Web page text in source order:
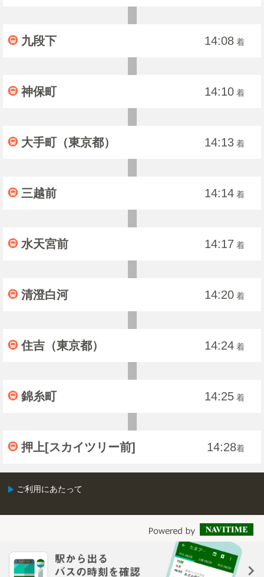
九段下 14:08 着
神保町 14:10 着
大手町（東京都） 14:13 着
三越前 14:14 着
水天宮前 14:17 着
清澄白河 14:20 着
住吉（東京都） 14:24 着
錦糸町 14:25 着
押上[スカイツリー前] 14:28着
ご利用にあたって